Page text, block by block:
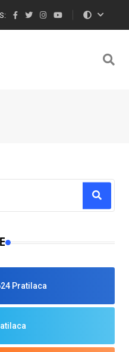
for results.
Pratilaca